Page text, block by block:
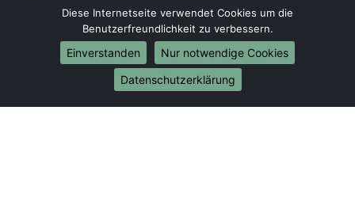
Umzug von Lübeck nach Bonn
Umzug von Lübeck nach Münster
Internationale-Umzüge
Umzug von Lübeck nach Brasilien
Umzug von Lübeck nach Brunei Darussalam
Diese Internetseite verwendet Cookies um die
Benutzerfreundlichkeit zu verbessern.
Einverstanden
Nur notwendige Cookies
Datenschutzerklärung